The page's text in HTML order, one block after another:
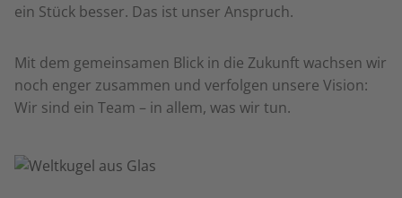
ein Stück besser. Das ist unser Anspruch.
Mit dem gemeinsamen Blick in die Zukunft wachsen wir
noch enger zusammen und verfolgen unsere Vision:
Wir sind ein Team – in allem, was wir tun.